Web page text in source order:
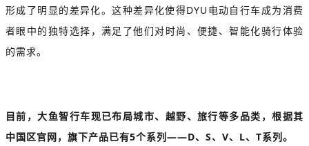
形成了明显的差异化。这种差异化使得DYU电动自行车成为消费
者眼中的独特选择，满足了他们对时尚、便捷、智能化骑行体验
的需求。
目前，大鱼智行车现已布局城市、越野、旅行等多品类，根据其
中国区官网，旗下产品已有5个系列——D、S、V、L、T系列。